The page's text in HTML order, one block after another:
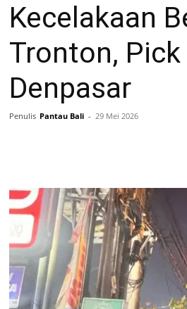
Kecelakaan
Tronton,
Denpasar
Penulis Pantau Bali - 29 Mei 2026